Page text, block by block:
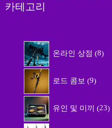
카테고리
온라인 상점 8개
로드 콤보 9개
품
유인 및 미끼 233